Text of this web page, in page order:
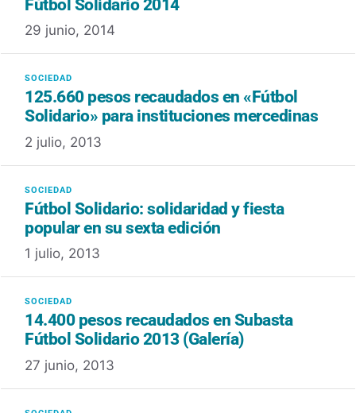
Fútbol Solidario 2014
29 junio, 2014
125.660 pesos recaudados en «Fútbol
Solidario» para instituciones mercedinas
2 julio, 2013
Fútbol Solidario: solidaridad y fiesta
popular en su sexta edición
1 julio, 2013
14.400 pesos recaudados en Subasta
Fútbol Solidario 2013 (Galería)
27 junio, 2013